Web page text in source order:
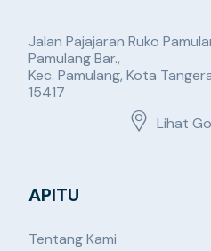
Jalan Pajajaran Ruko
Pamulang Bar.,
Kec. Pamulang, Kota
15417
Lihat
APITU
Tentang Kami